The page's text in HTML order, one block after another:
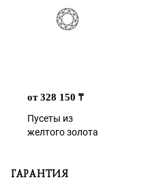
Пусеты из
желтого золота
от 328 150 ₸
ГАРАНТИЯ